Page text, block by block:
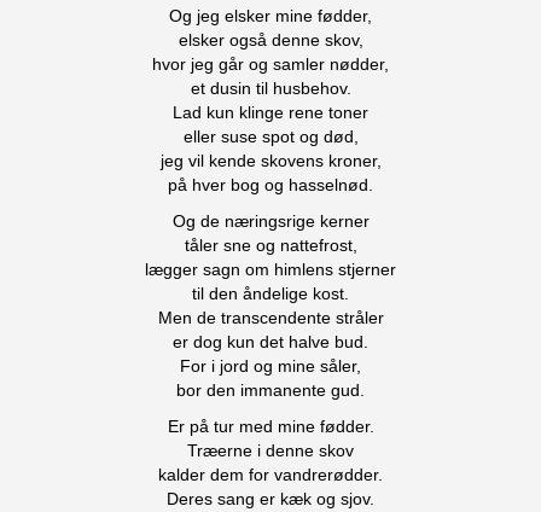
Og jeg elsker mine fødder,
elsker også denne skov,
hvor jeg går og samler nødder,
et dusin til husbehov.
Lad kun klinge rene toner
eller suse spot og død,
jeg vil kende skovens kroner,
på hver bog og hasselnød.
Og de næringsrige kerner
tåler sne og nattefrost,
lægger sagn om himlens stjerner
til den åndelige kost.
Men de transcendente stråler
er dog kun det halve bud.
For i jord og mine såler,
bor den immanente gud.
Er på tur med mine fødder.
Træerne i denne skov
kalder dem for vandrerødder.
Deres sang er kæk og sjov.